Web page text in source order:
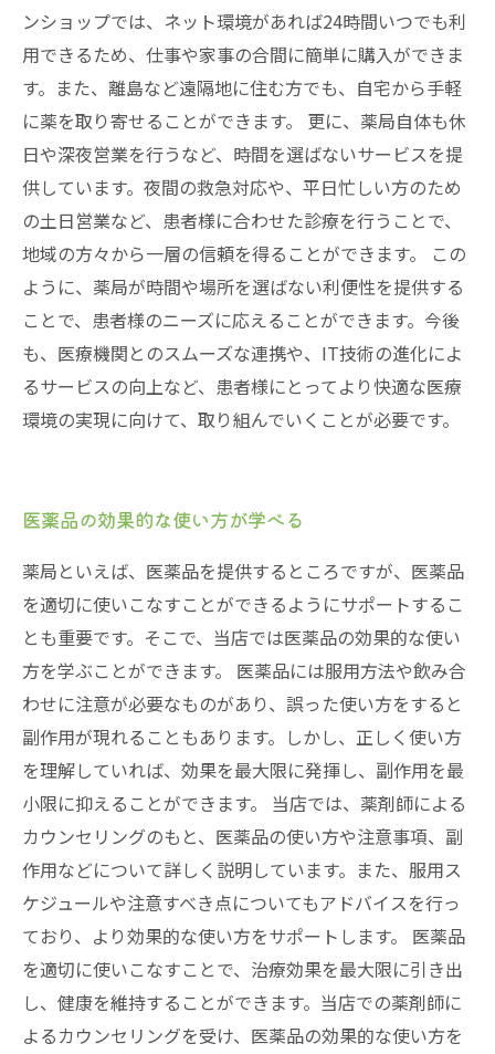
ンショップでは、ネット環境があれば24時間いつでも利
用できるため、仕事や家事の合間に簡単に購入ができま
す。また、離島など遠隔地に住む方でも、自宅から手軽
に薬を取り寄せることができます。 更に、薬局自体も休
日や深夜営業を行うなど、時間を選ばないサービスを提
供しています。夜間の救急対応や、平日忙しい方のため
の土日営業など、患者様に合わせた診療を行うことで、
地域の方々から一層の信頼を得ることができます。 この
ように、薬局が時間や場所を選ばない利便性を提供する
ことで、患者様のニーズに応えることができます。今後
も、医療機関とのスムーズな連携や、IT技術の進化によ
るサービスの向上など、患者様にとってより快適な医療
環境の実現に向けて、取り組んでいくことが必要です。
医薬品の効果的な使い方が学べる
薬局といえば、医薬品を提供するところですが、医薬品
を適切に使いこなすことができるようにサポートするこ
とも重要です。そこで、当店では医薬品の効果的な使い
方を学ぶことができます。 医薬品には服用方法や飲み合
わせに注意が必要なものがあり、誤った使い方をすると
副作用が現れることもあります。しかし、正しく使い方
を理解していれば、効果を最大限に発揮し、副作用を最
小限に抑えることができます。 当店では、薬剤師による
カウンセリングのもと、医薬品の使い方や注意事項、副
作用などについて詳しく説明しています。また、服用ス
ケジュールや注意すべき点についてもアドバイスを行っ
ており、より効果的な使い方をサポートします。 医薬品
を適切に使いこなすことで、治療効果を最大限に引き出
し、健康を維持することができます。当店での薬剤師に
よるカウンセリングを受け、医薬品の効果的な使い方を